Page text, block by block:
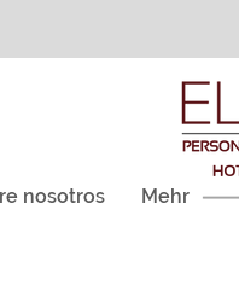
nosotros Mehr